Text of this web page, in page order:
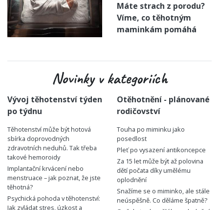
Máte strach z porodu?
Víme, co těhotným
maminkám pomáhá
Novinky v kategoriích
Vývoj těhotenství týden
po týdnu
Těhotenství může být hotová
sbírka doprovodných
zdravotních neduhů. Tak třeba
takové hemoroidy
Implantační krvácení nebo
menstruace – jak poznat, že jste
těhotná?
Psychická pohoda v těhotenství:
Jak zvládat stres, úzkost a
Otěhotnění - plánované
rodičovství
Touha po miminku jako
posedlost
Pleť po vysazení antikoncepce
Za 15 let může být až polovina
dětí počata díky umělému
oplodnění
Snažíme se o miminko, ale stále
neúspěšně. Co děláme špatně?